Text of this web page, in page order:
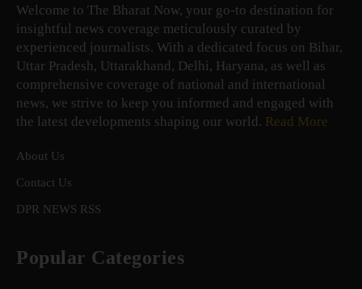
Welcome to The Bharat Now, your go-to destination for
insightful news coverage meticulously curated by
experienced journalists. With a dedicated focus on Bihar,
Uttar Pradesh, Uttarakhand, Delhi, Haryana, as well as
comprehensive coverage of national and international
news, we strive to keep you informed and engaged with
the latest developments shaping our world. Read More
About Us
Contact Us
DPR NEWS RSS
Popular Categories